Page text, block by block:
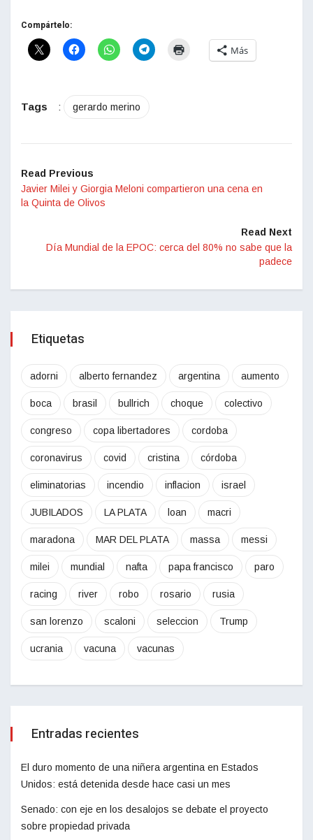
Compártelo:
Más
Tags : gerardo merino
Read Previous
Javier Milei y Giorgia Meloni compartieron una cena en
la Quinta de Olivos
Read Next
Día Mundial de la EPOC: cerca del 80% no sabe que la
padece
Etiquetas
adorni alberto fernandez argentina aumento
boca brasil bullrich choque colectivo
congreso copa libertadores cordoba
coronavirus covid cristina córdoba
eliminatorias incendio inflacion israel
JUBILADOS LA PLATA loan macri
maradona MAR DEL PLATA massa messi
milei mundial nafta papa francisco paro
racing river robo rosario rusia
san lorenzo scaloni seleccion Trump
ucrania vacuna vacunas
Entradas recientes
El duro momento de una niñera argentina en Estados
Unidos: está detenida desde hace casi un mes
Senado: con eje en los desalojos se debate el proyecto
sobre propiedad privada